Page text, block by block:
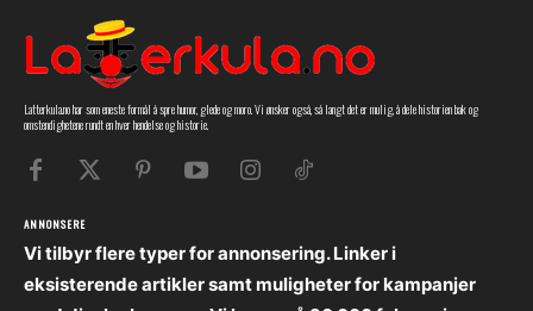
Latterkula.no har som eneste formål å spre humor, glede og moro. Vi ønsker også, så langt det er mulig, å dele historien bak og
omstendighetene rundt en hver hendelse og historie.
ANNONSERE
Vi tilbyr flere typer for annonsering. Linker i
eksisterende artikler samt muligheter for kampanjer